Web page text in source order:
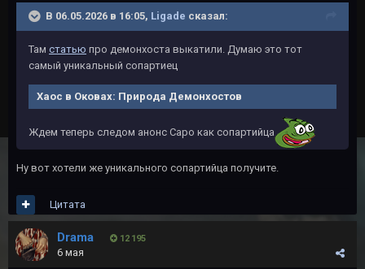
В 06.05.2026 в 16:05, Ligade сказал:
Там статью про демонхоста выкатили. Думаю это тот
самый уникальный сопартиец
Хаос в Оковах: Природа Демонхостов
Ждем теперь следом анонс Саро как сопартийца
Ну вот хотели же уникального сопартийца получите.
Цитата
Drama 12 195
6 мая